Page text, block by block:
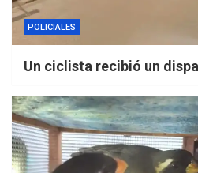
POLICIALES
Un ciclista recibió un